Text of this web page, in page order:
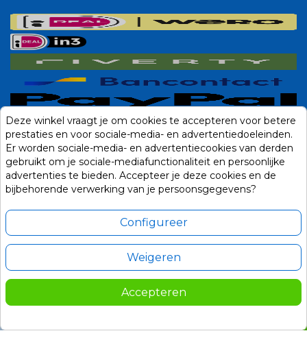
Deze winkel vraagt je om cookies te accepteren voor betere
prestaties en voor sociale-media- en advertentiedoeleinden.
Er worden sociale-media- en advertentiecookies van derden
gebruikt om je sociale-mediafunctionaliteit en persoonlijke
advertenties te bieden. Accepteer je deze cookies en de
bijbehorende verwerking van je persoonsgegevens?
Configureer
Weigeren
Accepteren